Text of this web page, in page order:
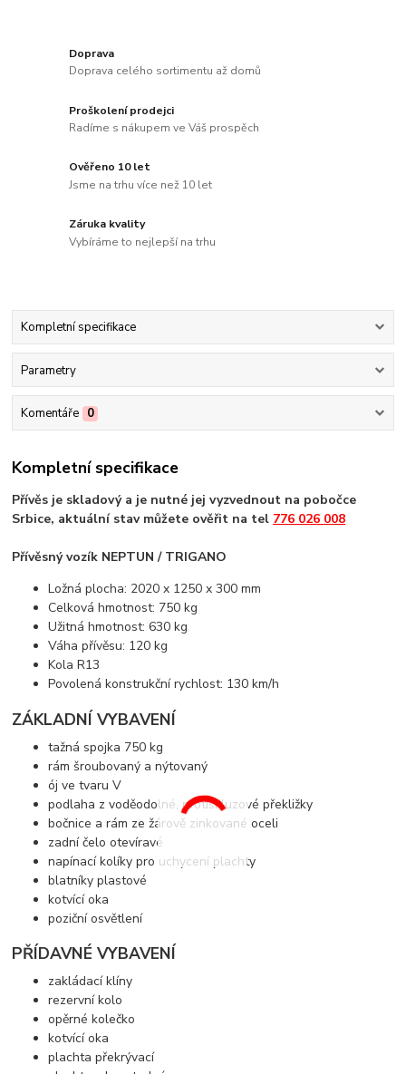
Doprava
Doprava celého sortimentu až domů
Proškolení prodejci
Radíme s nákupem ve Váš prospěch
Ověřeno 10 let
Jsme na trhu více než 10 let
Záruka kvality
Vybíráme to nejlepší na trhu
Kompletní specifikace
Parametry
Komentáře 0
Kompletní specifikace
Přívěs je skladový a je nutné jej vyzvednout na pobočce
Srbice, aktuální stav můžete ověřit na tel 776 026 008
Přívěsný vozík NEPTUN / TRIGANO
Ložná plocha: 2020 x 1250 x 300 mm
Celková hmotnost: 750 kg
Užitná hmotnost: 630 kg
Váha přívěsu: 120 kg
Kola R13
Povolená konstrukční rychlost: 130 km/h
ZÁKLADNÍ VYBAVENÍ
tažná spojka 750 kg
rám šroubovaný a nýtovaný
ój ve tvaru V
podlaha z voděodolné, protiskluzové překližky
bočnice a rám ze žárově zinkované oceli
zadní čelo otevíravé
napínací kolíky pro uchycení plachty
blatníky plastové
kotvící oka
poziční osvětlení
PŘÍDAVNÉ VYBAVENÍ
zakládací klíny
rezervní kolo
opěrné kolečko
kotvící oka
plachta překrývací